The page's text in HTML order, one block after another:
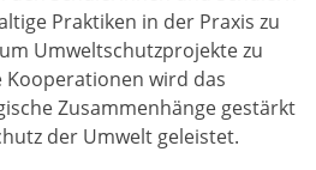
Praktiken in der Praxis zu
Umweltschutzprojekte zu
wird das
Zusammenhänge gestärkt
der Umwelt geleistet.